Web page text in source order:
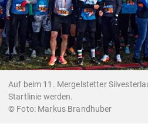
Auf beim 11. Mergelstetter
Startlinie werden.
Markus Brandhuber